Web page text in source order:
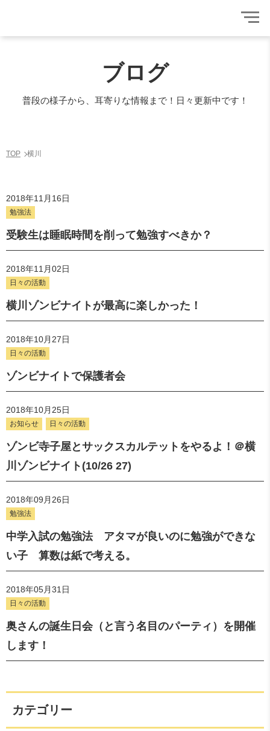
ブログ
普段の様子から、耳寄りな情報まで！日々更新中です！
TOP 横川
2018年11月16日
勉強法
受験生は睡眠時間を削って勉強すべきか？
2018年11月02日
日々の活動
横川ゾンビナイトが最高に楽しかった！
2018年10月27日
日々の活動
ゾンビナイトで保護者会
2018年10月25日
お知らせ 日々の活動
ゾンビ寺子屋とサックスカルテットをやるよ！＠横
川ゾンビナイト(10/26 27)
2018年09月26日
勉強法
中学入試の勉強法 アタマが良いのに勉強ができな
い子 算数は紙で考える。
2018年05月31日
日々の活動
奥さんの誕生日会（と言う名目のパーティ）を開催
します！
カテゴリー